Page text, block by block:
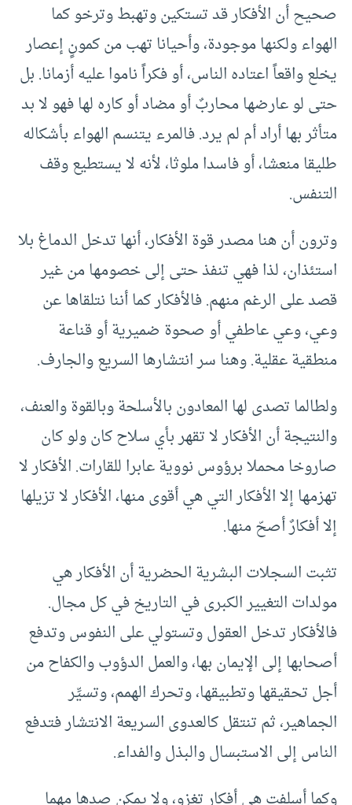
صحيح أن الأفكار قد تستكين وتهبط وترخو كما
الهواء ولكنها موجودة، وأحيانا تهب من كمونٍ إعصار
يخلع واقعاً اعتاده الناس، أو فكراً ناموا عليه أزمانا. بل
حتى لو عارضها محاربٌ أو مضاد أو كاره لها فهو لا بد
متأثر بها أراد أم لم يرد. فالمرء يتنسم الهواء بأشكاله
طليقا منعشا، أو فاسدا ملوثا، لأنه لا يستطيع وقف
التنفس.
وترون أن هنا مصدر قوة الأفكار، أنها تدخل الدماغ بلا
استئذان، لذا فهي تنفذ حتى إلى خصومها من غير
قصد على الرغم منهم. فالأفكار كما أننا نتلقاها عن
وعي، وعي عاطفي أو صحوة ضميرية أو قناعة
منطقية عقلية. وهنا سر انتشارها السريع والجارف.
ولطالما تصدى لها المعادون بالأسلحة وبالقوة والعنف،
والنتيجة أن الأفكار لا تقهر بأي سلاح كان ولو كان
صاروخا محملا برؤوس نووية عابرا للقارات. الأفكار لا
تهزمها إلا الأفكار التي هي أقوى منها، الأفكار لا تزيلها
إلا أفكارٌ أصحّ منها.
تثبت السجلات البشرية الحضرية أن الأفكار هي
مولدات التغيير الكبرى في التاريخ في كل مجال.
فالأفكار تدخل العقول وتستولي على النفوس وتدفع
أصحابها إلى الإيمان بها، والعمل الدؤوب والكفاح من
أجل تحقيقها وتطبيقها، وتحرك الهمم، وتسيِّر
الجماهير، ثم تنتقل كالعدوى السريعة الانتشار فتدفع
الناس إلى الاستبسال والبذل والفداء.